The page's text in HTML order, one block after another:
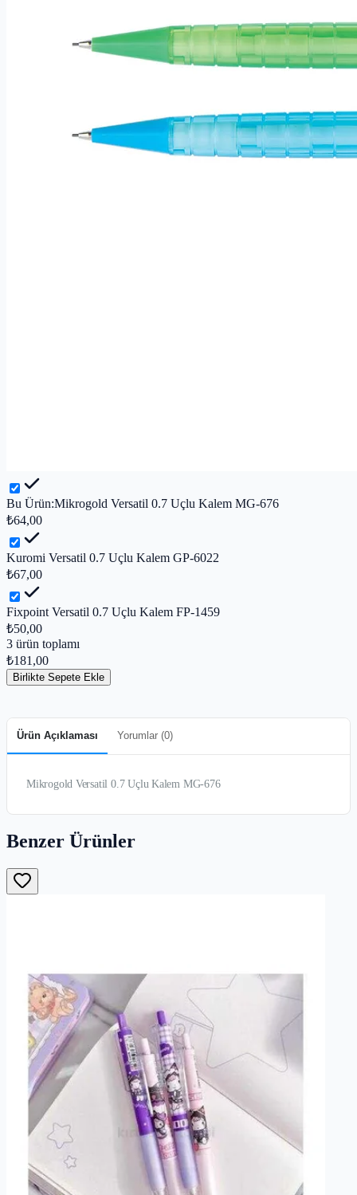
Bu Ürün:Mikrogold Versatil 0.7 Uçlu Kalem MG-676
₺64,00
Kuromi Versatil 0.7 Uçlu Kalem GP-6022
₺67,00
Fixpoint Versatil 0.7 Uçlu Kalem FP-1459
₺50,00
3 ürün toplamı
₺181,00
Birlikte Sepete Ekle
Ürün Açıklaması Yorumlar (0)
Mikrogold Versatil 0.7 Uçlu Kalem MG-676
Benzer Ürünler